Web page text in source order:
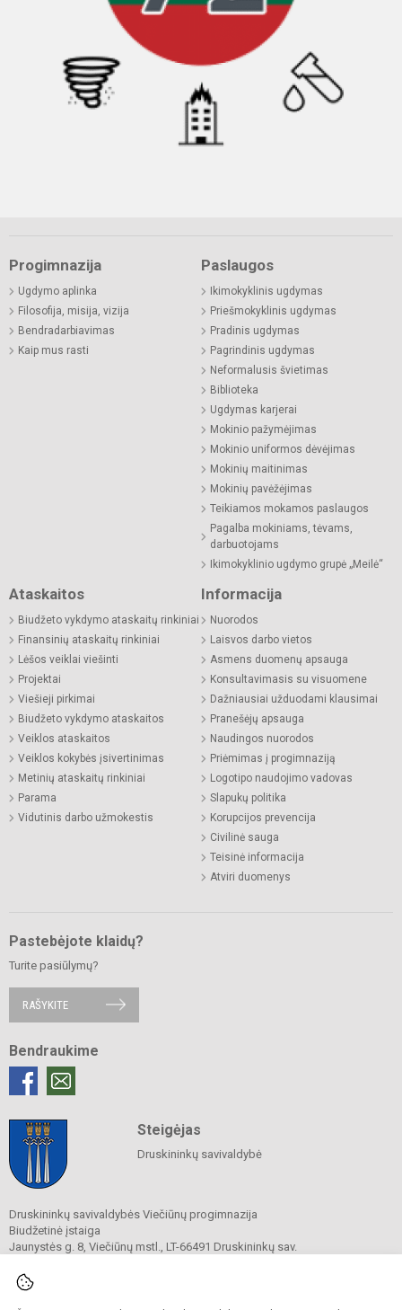
Progimnazija
Ugdymo aplinka
Filosofija, misija, vizija
Bendradarbiavimas
Kaip mus rasti
Paslaugos
Ikimokyklinis ugdymas
Priešmokyklinis ugdymas
Pradinis ugdymas
Pagrindinis ugdymas
Neformalusis švietimas
Biblioteka
Ugdymas karjerai
Mokinio pažymėjimas
Mokinio uniformos dėvėjimas
Mokinių maitinimas
Mokinių pavėžėjimas
Teikiamos mokamos paslaugos
Pagalba mokiniams, tėvams,
darbuotojams
Ikimokyklinio ugdymo grupė „Meilė“
Ataskaitos
Biudžeto vykdymo ataskaitų rinkiniai
Finansinių ataskaitų rinkiniai
Lėšos veiklai viešinti
Projektai
Viešieji pirkimai
Biudžeto vykdymo ataskaitos
Veiklos ataskaitos
Veiklos kokybės įsivertinimas
Metinių ataskaitų rinkiniai
Parama
Vidutinis darbo užmokestis
Informacija
Nuorodos
Laisvos darbo vietos
Asmens duomenų apsauga
Konsultavimasis su visuomene
Dažniausiai užduodami klausimai
Pranešėjų apsauga
Naudingos nuorodos
Priėmimas į progimnaziją
Logotipo naudojimo vadovas
Slapukų politika
Korupcijos prevencija
Civilinė sauga
Teisinė informacija
Atviri duomenys
Pastebėjote klaidų?
Turite pasiūlymų?
RAŠYKITE
Bendraukime
Steigėjas
Druskininkų savivaldybė
Druskininkų savivaldybės Viečiūnų progimnazija
Biudžetinė įstaiga
Jaunystės g. 8, Viečiūnų mstl., LT-66491 Druskininkų sav.
El. p.
Duomenys kaupiami ir saugomi